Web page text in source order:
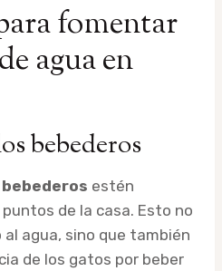
fomentar
agua en
bebederos
bebederos estén
de la casa. Esto no
agua, sino que también
de los gatos por beber